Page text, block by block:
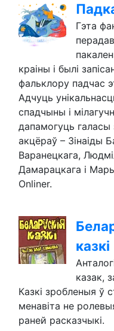
Гэта
краіны і былі
фальклору падчас
Адчуць
спадчыны і
дапамогуць галасы
акцёраў – Зінаіды
Варанецкага,
Дамарацкага і
Onliner.
казкі
казак,
Казкі зробленыя ў
менавіта не
раней расказчыкі.